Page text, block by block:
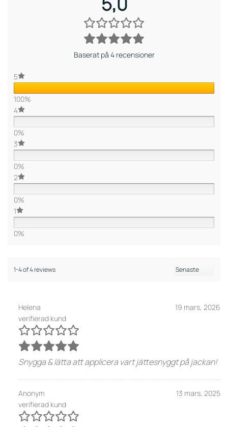
Baserat på 4 recensioner
5
100%
4
0%
3
0%
2
0%
1
0%
1-4 of 4 reviews
Helena
verifierad kund
19 mars, 2026
Snygga & lätta att applicera vart jättesnyggt på jackan!
Anonym
verifierad kund
13 mars, 2025